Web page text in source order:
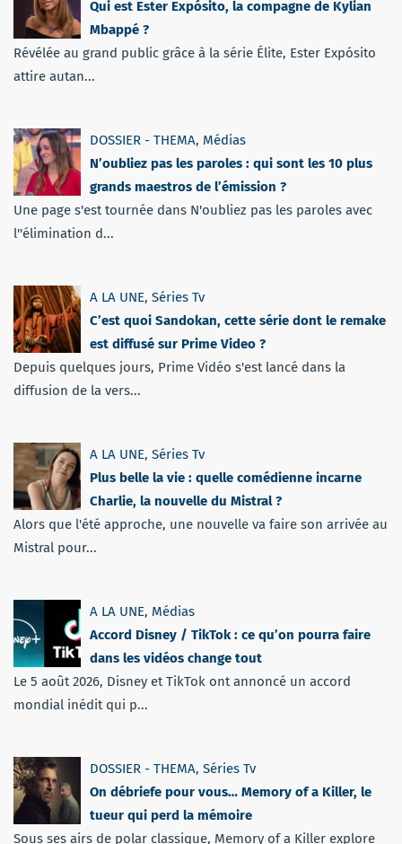
Qui est Ester Expósito, la compagne de Kylian
Mbappé ?
Révélée au grand public grâce à la série Élite, Ester Expósito
attire autan...
DOSSIER - THEMA, Médias
N’oubliez pas les paroles : qui sont les 10 plus
grands maestros de l’émission ?
Une page s'est tournée dans N'oubliez pas les paroles avec
l''élimination d...
A LA UNE, Séries Tv
C’est quoi Sandokan, cette série dont le remake
est diffusé sur Prime Video ?
Depuis quelques jours, Prime Vidéo s'est lancé dans la
diffusion de la vers...
A LA UNE, Séries Tv
Plus belle la vie : quelle comédienne incarne
Charlie, la nouvelle du Mistral ?
Alors que l'été approche, une nouvelle va faire son arrivée au
Mistral pour...
A LA UNE, Médias
Accord Disney / TikTok : ce qu’on pourra faire
dans les vidéos change tout
Le 5 août 2026, Disney et TikTok ont annoncé un accord
mondial inédit qui p...
DOSSIER - THEMA, Séries Tv
On débriefe pour vous… Memory of a Killer, le
tueur qui perd la mémoire
Sous ses airs de polar classique, Memory of a Killer explore